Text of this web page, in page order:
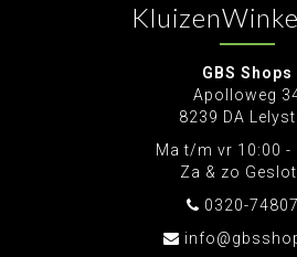
GBS Shops
Apolloweg
8239 DA
Ma t/m vr 10:00 -
Za & zo
0320-